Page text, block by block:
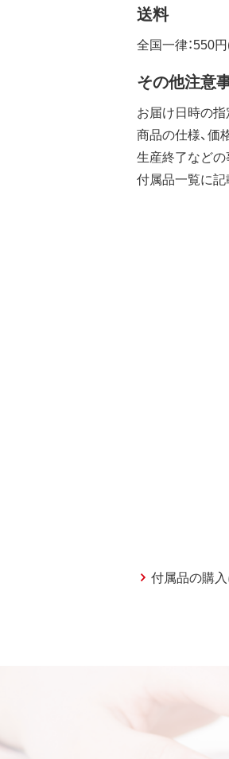
送料
全国一律：550
その他注意
お届け日時の指
商品の仕様、価
生産終了など
付属品一覧に
付属品の購